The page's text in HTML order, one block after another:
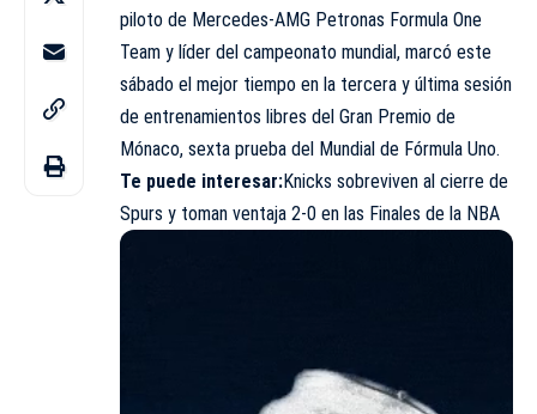
piloto de Mercedes-AMG Petronas Formula One
Team y líder del campeonato mundial, marcó este
sábado el mejor tiempo en la tercera y última sesión
de entrenamientos libres del Gran Premio de
Mónaco, sexta prueba del Mundial de Fórmula Uno.
Te puede interesar:Knicks sobreviven al cierre de
Spurs y toman ventaja 2-0 en las Finales de la NBA